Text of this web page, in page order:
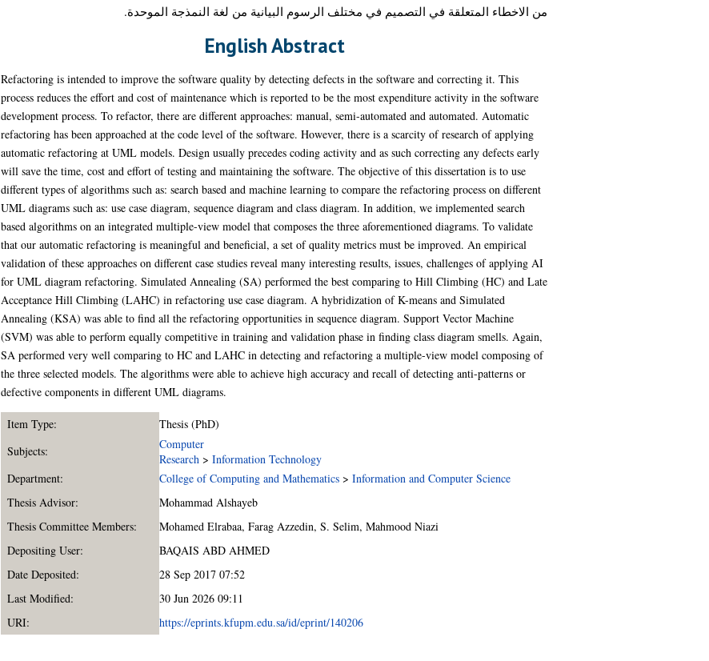
من الاخطاء المتعلقة في التصميم في مختلف الرسوم البيانية من لغة النمذجة الموحدة.
English Abstract
Refactoring is intended to improve the software quality by detecting defects in the software and correcting it. This
process reduces the effort and cost of maintenance which is reported to be the most expenditure activity in the software
development process. To refactor, there are different approaches: manual, semi-automated and automated. Automatic
refactoring has been approached at the code level of the software. However, there is a scarcity of research of applying
automatic refactoring at UML models. Design usually precedes coding activity and as such correcting any defects early
will save the time, cost and effort of testing and maintaining the software. The objective of this dissertation is to use
different types of algorithms such as: search based and machine learning to compare the refactoring process on different
UML diagrams such as: use case diagram, sequence diagram and class diagram. In addition, we implemented search
based algorithms on an integrated multiple-view model that composes the three aforementioned diagrams. To validate
that our automatic refactoring is meaningful and beneficial, a set of quality metrics must be improved. An empirical
validation of these approaches on different case studies reveal many interesting results, issues, challenges of applying AI
for UML diagram refactoring. Simulated Annealing (SA) performed the best comparing to Hill Climbing (HC) and Late
Acceptance Hill Climbing (LAHC) in refactoring use case diagram. A hybridization of K-means and Simulated
Annealing (KSA) was able to find all the refactoring opportunities in sequence diagram. Support Vector Machine
(SVM) was able to perform equally competitive in training and validation phase in finding class diagram smells. Again,
SA performed very well comparing to HC and LAHC in detecting and refactoring a multiple-view model composing of
the three selected models. The algorithms were able to achieve high accuracy and recall of detecting anti-patterns or
defective components in different UML diagrams.
Item Type:
Thesis (PhD)
Subjects:
Computer
Research> Information Technology
Department:
College of Computing and Mathematics> Information and Computer Science
Thesis Advisor:
Mohammad Alshayeb
Thesis Committee Members:
Mohamed Elrabaa, Farag Azzedin, S. Selim, Mahmood Niazi
Depositing User:
BAQAIS ABD AHMED
Date Deposited:
28 Sep 2017 07:52
Last Modified:
30 Jun 2026 09:11
URI:
https://eprints.kfupm.edu.sa/id/eprint/140206